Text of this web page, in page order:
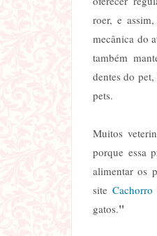
roer, e
mecânica do
também
dentes do
pets.
Muitos
porque essa
alimentar os
site Cachorro
gatos."